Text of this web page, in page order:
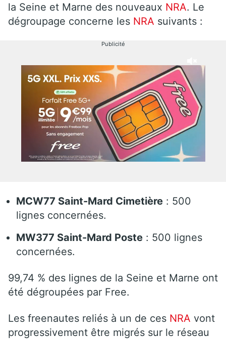
la Seine et Marne des nouveaux NRA. Le
dégroupage concerne les NRA suivants :
Publicité
MCW77 Saint-Mard Cimetière : 500
lignes concernées.
MW377 Saint-Mard Poste : 500 lignes
concernées.
99,74 % des lignes de la Seine et Marne ont
été dégroupées par Free.
Les freenautes reliés à un de ces NRA vont
progressivement être migrés sur le réseau